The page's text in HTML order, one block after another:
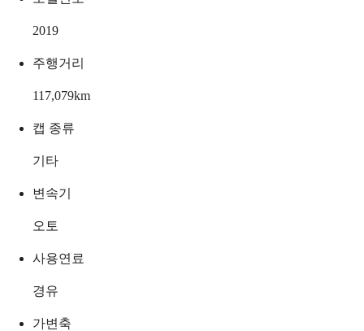
2019
주행거리
117,079km
캡 종류
기타
변속기
오토
사용연료
경유
가변축